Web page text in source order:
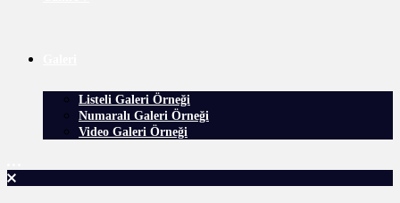
Listeli Galeri Örneği
Numaralı Galeri Örneği
Video Galeri Örneği